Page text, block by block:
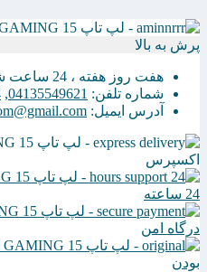
پرش به بالا
هفت روز هفته ، 24 ساعت شبانه‌روز پاسخگوی شما هستیم.
شماره تلفن: 04135549621
,
آدرس ایمیل:
اکسپرس
24 ساعته
درگاه امن
بودن